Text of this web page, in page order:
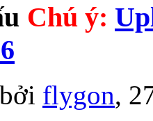
Chú ý:
flygon,